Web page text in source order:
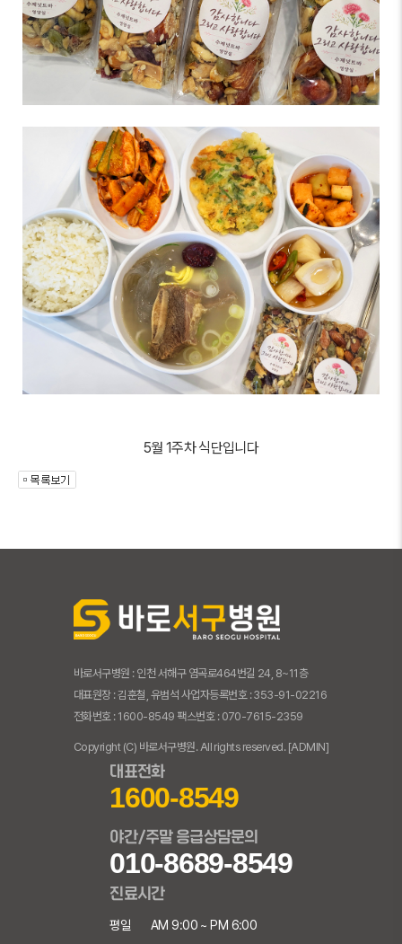
5월 1주차 식단입니다
바로서구병원 : 인천 서해구 염곡로464번길 24, 8~11층
대표원장 : 김훈철, 유범석 사업자등록번호 : 353-91-02216
전화번호 : 1600-8549 팩스번호 : 070-7615-2359
Copyright (C) 바로서구병원. All rights reserved. [ADMIN]
대표전화
1600-8549
야간/주말 응급상담문의
010-8689-8549
진료시간
평일 AM 9:00 ~ PM 6:00